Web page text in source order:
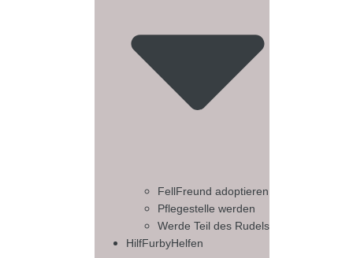
FellFreund adoptieren
Pflegestelle werden
Werde Teil des Rudels
HilfFurbyHelfen